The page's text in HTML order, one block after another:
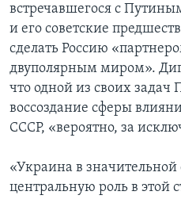
встречавшегося с
и его советские
сделать Россию
двуполярным миром».
что одной из своих задач
воссоздание сферы
СССР, «вероятно, за
«Украина в значительной
центральную роль в этой